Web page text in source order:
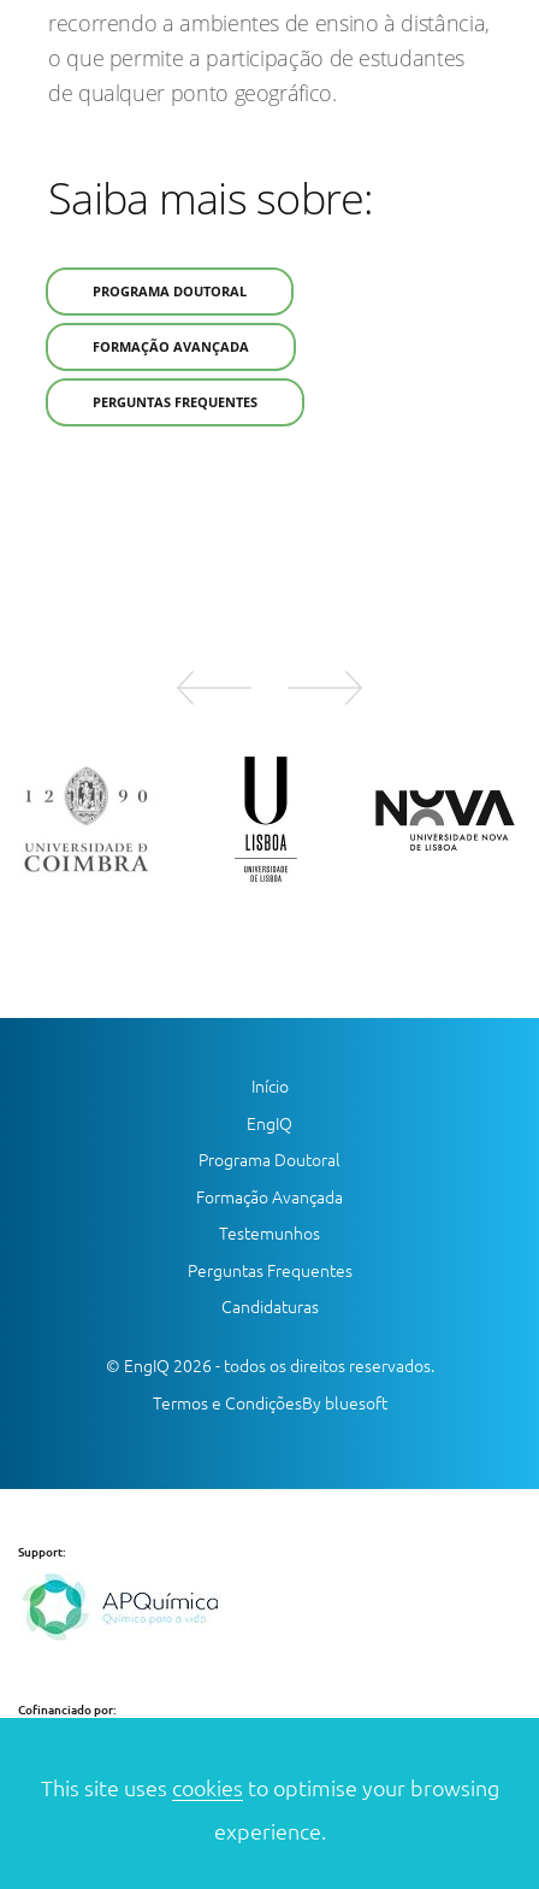
This site uses cookies to optimise your browsing
experience.
recorrendo a ambientes de ensino à distância,
o que permite a participação de estudantes
de qualquer ponto geográfico.
Saiba mais sobre:
PROGRAMA DOUTORAL
FORMAÇÃO AVANÇADA
PERGUNTAS FREQUENTES
Início
EngIQ
Programa Doutoral
Formação Avançada
Testemunhos
Perguntas Frequentes
Candidaturas
© EngIQ 2026 - todos os direitos reservados.
Termos e CondiçõesBy bluesoft
Cofinanciado por:
Support: